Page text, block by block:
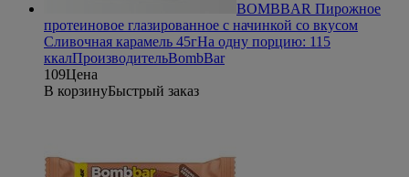
BOMBBAR Пирожное
протеиновое глазированное с начинкой со вкусом
Сливочная карамель 45гНа одну порцию: 115
ккалПроизводительBombBar
109Цена
В корзинуБыстрый заказ